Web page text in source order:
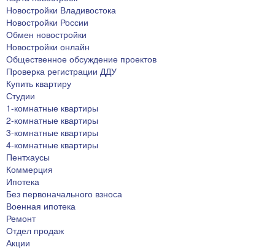
Новостройки Владивостока
Новостройки России
Обмен новостройки
Новостройки онлайн
Общественное обсуждение проектов
Проверка регистрации ДДУ
Купить квартиру
Студии
1-комнатные квартиры
2-комнатные квартиры
3-комнатные квартиры
4-комнатные квартиры
Пентхаусы
Коммерция
Ипотека
Без первоначального взноса
Военная ипотека
Ремонт
Отдел продаж
Акции